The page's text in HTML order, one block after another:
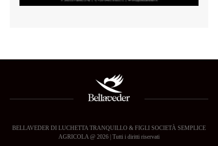
BELLAVEDER DI LUCHETTA TRANQUILLO & FIGLI SOCIETÀ SEMPLICE
AGRICOLA @ 2026 | Tutti i diritti riservati